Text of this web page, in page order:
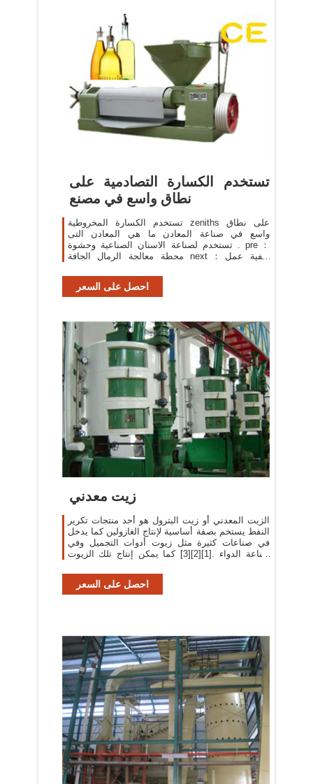
تستخدم الكسارة التصادمية على
نطاق واسع في مصنع
تستخدم الكسارة المخروطية zeniths على نطاق
واسع في صناعة المعادن ما هي المعادن التى
تستخدم لصناعة الاسنان الصناعية وحشوة . pre：
محطة معالجة الرمال الجافة next：كيفية عمل
احصل على السعر
زيت معدني
الزيت المعدني أو زيت البترول هو أحد منتجات تكرير
النفط يستخم بصفة أساسية لإنتاج الغازولين كما يدخل
في صناعات كثيرة مثل زيوت أدوات التجميل وفي
صناعة الدواء .[1][2][3] كما يمكن إنتاج تلك الزيوت
احصل على السعر